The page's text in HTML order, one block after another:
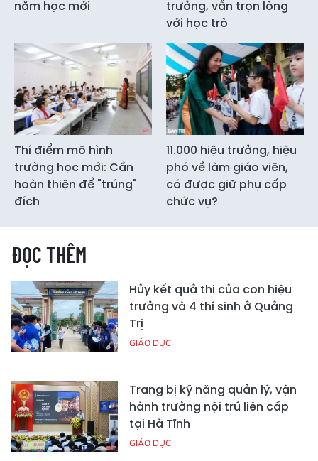
năm học mới
trưởng, vẫn trọn lòng
với học trò
Thí điểm mô hình
trường học mới: Cần
hoàn thiện để "trúng"
đích
11.000 hiệu trưởng, hiệu
phó về làm giáo viên,
có được giữ phụ cấp
chức vụ?
ĐỌC THÊM
Hủy kết quả thi của con hiệu
trưởng và 4 thí sinh ở Quảng
Trị
GIÁO DỤC
Trang bị kỹ năng quản lý, vận
hành trường nội trú liên cấp
tại Hà Tĩnh
GIÁO DỤC